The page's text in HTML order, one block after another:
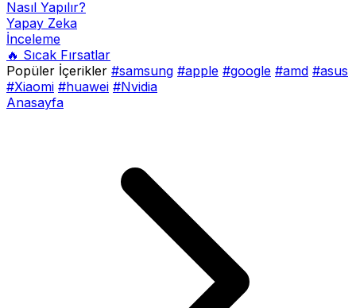
Nasıl Yapılır?
Yapay Zeka
İnceleme
🔥 Sıcak Fırsatlar
Popüler İçerikler #samsung #apple #google #amd #asus
#Xiaomi #huawei #Nvidia
Anasayfa